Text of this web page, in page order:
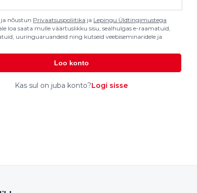
nõustun Privaatsuspoliitika ja Lepingu Üldtingimustega
loa saata mulle väärtuslikku sisu, sealhulgas e-raamatuid,
uuringuaruandeid ning kutseid veebiseminaridele ja
Loo konto
Kas sul on juba konto?Logi sisse